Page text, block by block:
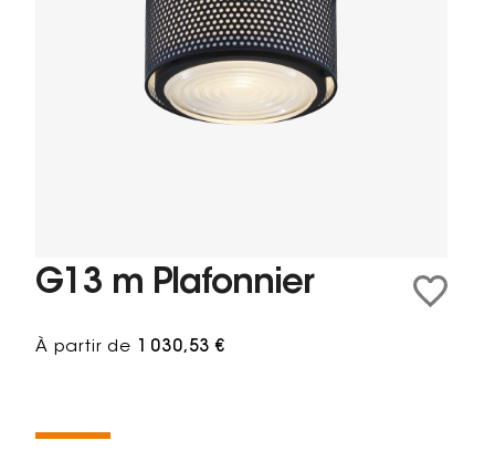
G13 m Plafonnier
À partir de 1 030,53 €